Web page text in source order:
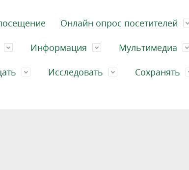
Онлайн опрос посетителей
Информация Мультимедиа
Исследовать Сохранять